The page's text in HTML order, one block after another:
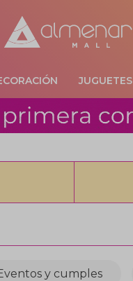
JUGUETES
y cumples